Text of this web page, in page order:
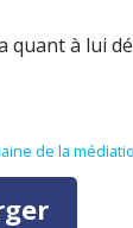
quant à lui
de la